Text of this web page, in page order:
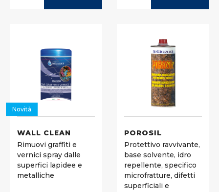
Novità
WALL CLEAN
Rimuovi graffiti e
vernici spray dalle
superfici lapidee e
metalliche
POROSIL
Protettivo ravvivante,
base solvente, idro
repellente, specifico
microfratture, difetti
superficiali e